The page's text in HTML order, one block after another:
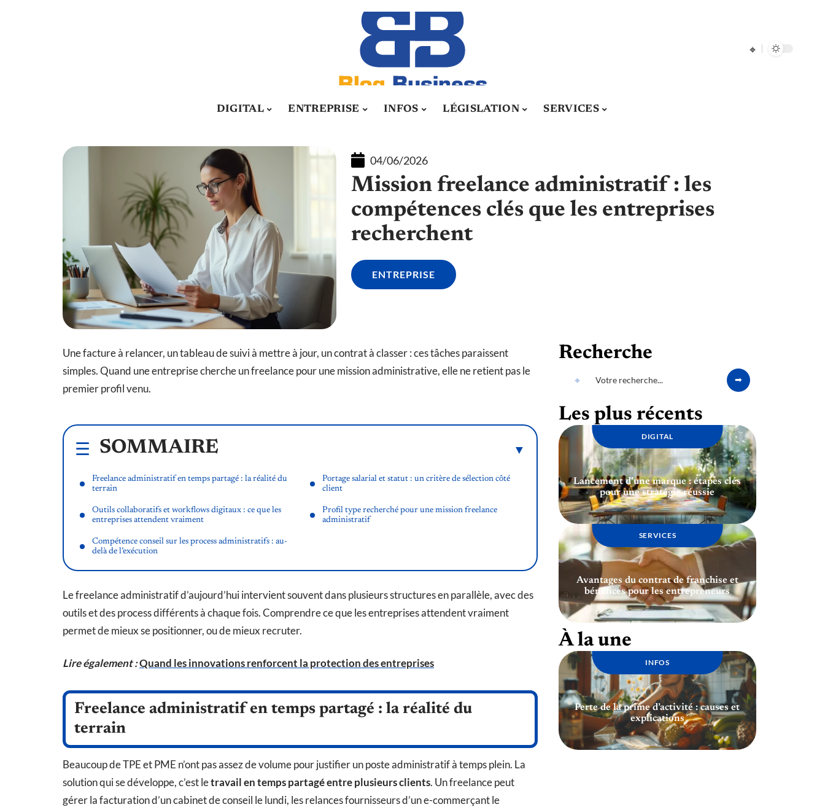
DIGITAL ENTREPRISE INFOS LÉGISLATION SERVICES
04/06/2026
Mission freelance administratif : les
compétences clés que les entreprises
recherchent
ENTREPRISE
Une facture à relancer, un tableau de suivi à mettre à jour, un contrat à classer : ces tâches paraissent
simples. Quand une entreprise cherche un freelance pour une mission administrative, elle ne retient pas le
premier profil venu.
SOMMAIRE
Freelance administratif en temps partagé : la réalité du
terrain
Outils collaboratifs et workflows digitaux : ce que les
entreprises attendent vraiment
Compétence conseil sur les process administratifs : au-
delà de l’exécution
Portage salarial et statut : un critère de sélection côté
client
Profil type recherché pour une mission freelance
administratif
Le freelance administratif d’aujourd’hui intervient souvent dans plusieurs structures en parallèle, avec des
outils et des process différents à chaque fois. Comprendre ce que les entreprises attendent vraiment
permet de mieux se positionner, ou de mieux recruter.
Lire également :Quand les innovations renforcent la protection des entreprises
Freelance administratif en temps partagé : la réalité du
terrain
Beaucoup de TPE et PME n’ont pas assez de volume pour justifier un poste administratif à temps plein. La
solution qui se développe, c’est letravail en temps partagé entre plusieurs clients. Un freelance peut
gérer la facturation d’un cabinet de conseil le lundi, les relances fournisseurs d’un e-commerçant le
Recherche
Les plus récents
DIGITAL
Lancement d’une marque : étapes clés
pour une stratégie réussie
SERVICES
Avantages du contrat de franchise et
bénéfices pour les entrepreneurs
À la une
INFOS
Perte de la prime d’activité : causes et
explications